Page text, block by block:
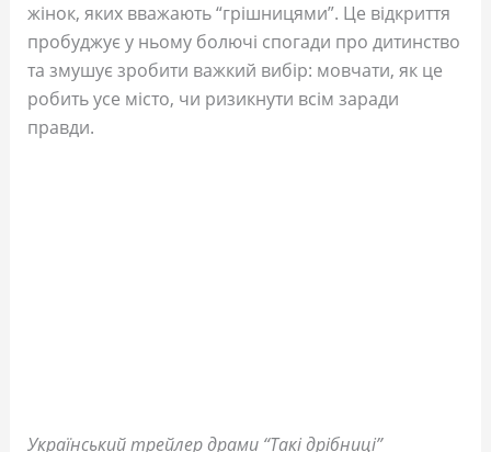
жінок, яких вважають “грішницями”. Це відкриття
пробуджує у ньому болючі спогади про дитинство
та змушує зробити важкий вибір: мовчати, як це
робить усе місто, чи ризикнути всім заради
правди.
Український трейлер драми “Такі дрібниці”